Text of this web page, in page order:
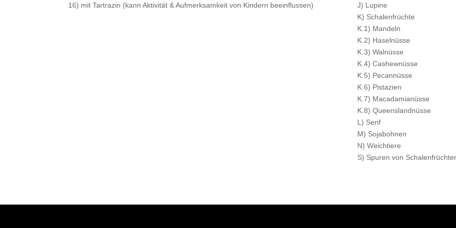
16) mit Tartrazin (kann Aktivität & Aufmerksamkeit von Kindern beeinflussen)
J) Lupine
K) Schalenfrüchte
K.1) Mandeln
K.2) Haselnüsse
K.3) Walnüsse
K.4) Cashewnüsse
K.5) Pecannüsse
K.6) Pistazien
K.7) Macadamianüsse
K.8) Queenslandnüsse
L) Senf
M) Sojabohnen
N) Weichtiere
S) Spuren von